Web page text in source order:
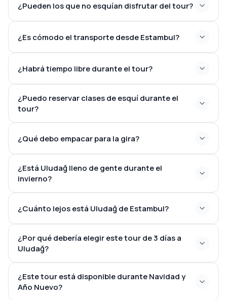
¿Pueden los que no esquían disfrutar del tour?
¿Es cómodo el transporte desde Estambul?
¿Habrá tiempo libre durante el tour?
¿Puedo reservar clases de esquí durante el
tour?
¿Qué debo empacar para la gira?
¿Está Uludağ lleno de gente durante el
invierno?
¿Cuánto lejos está Uludağ de Estambul?
¿Por qué debería elegir este tour de 3 días a
Uludağ?
¿Este tour está disponible durante Navidad y
Año Nuevo?